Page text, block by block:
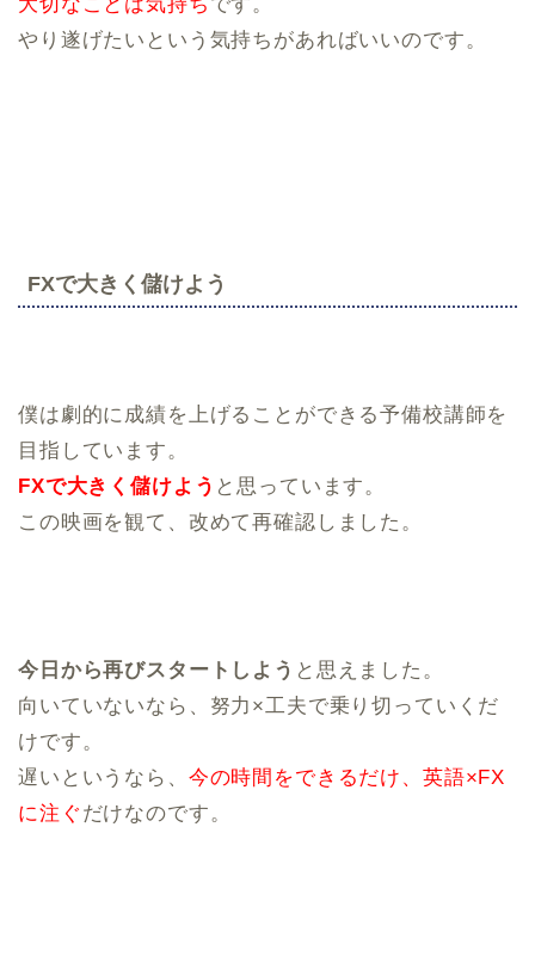
やり遂げたいという気持ちがあればいいのです。
FXで大きく儲けよう
僕は劇的に成績を上げることができる予備校講師を
目指しています。
FXで大きく儲けよう と思っています。
この映画を観て、改めて再確認しました。
今日から再びスタートしよう と思えました。
向いていないなら、努力×工夫で乗り切っていくだ
けです。
遅いというなら、 今の時間をできるだけ、英語×FX
に注ぐだけなのです。